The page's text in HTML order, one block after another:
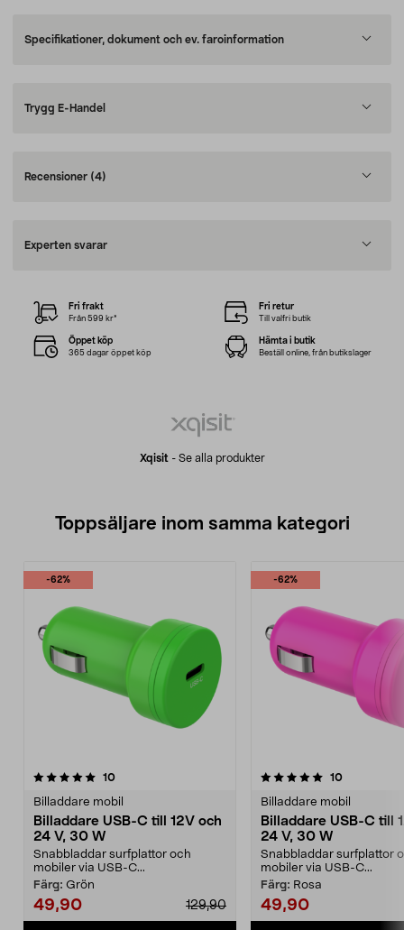
Specifikationer, dokument och ev. faroinformation
Trygg E-Handel
Recensioner (4)
Experten svarar
Xqisit - Se alla produkter
Fri frakt
Från 599 kr*
Fri retur
Till valfri butik
Öppet köp
365 dagar öppet köp
Hämta i butik
Beställ online, från butikslager
Toppsäljare inom samma kategori
-62%
10recensioner
Billaddare mobil
Billaddare USB-C till 12V och
24 V, 30 W
Snabbladdar surfplattor och
mobiler via USB-C...
Färg: Grön
49,90 129,90
-62%
5.0 av 5 stjärnor 10recensioner
Billaddare mobil
Billaddare USB-C till
24 V, 30 W
Snabbladdar surfplattor
mobiler via USB-C...
Färg: Rosa
49,90
4.5 av 5 stjärnor